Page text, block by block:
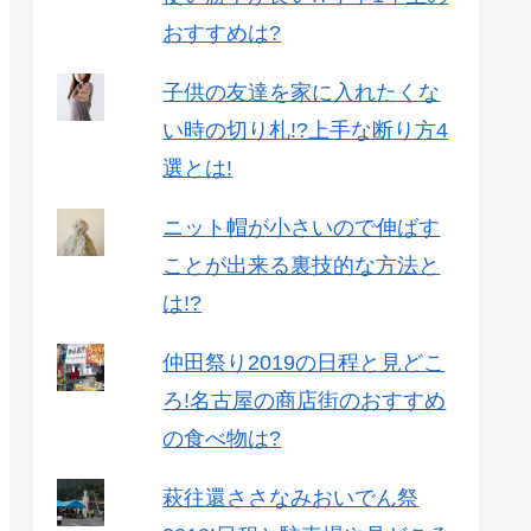
おすすめは?
子供の友達を家に入れたくな
い時の切り札!?上手な断り方4
選とは!
ニット帽が小さいので伸ばす
ことが出来る裏技的な方法と
は!?
仲田祭り2019の日程と見どこ
ろ!名古屋の商店街のおすすめ
の食べ物は?
萩往還ささなみおいでん祭